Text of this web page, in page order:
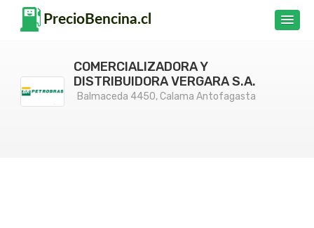
COMERCIALIZADORA Y
DISTRIBUIDORA VERGARA S.A.
Balmaceda 4450, Calama Antofagasta